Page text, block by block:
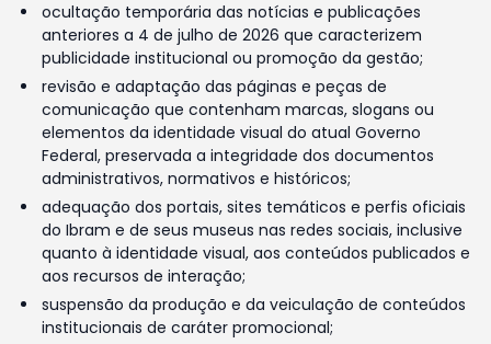
ocultação temporária das notícias e publicações
anteriores a 4 de julho de 2026 que caracterizem
publicidade institucional ou promoção da gestão;
revisão e adaptação das páginas e peças de
comunicação que contenham marcas, slogans ou
elementos da identidade visual do atual Governo
Federal, preservada a integridade dos documentos
administrativos, normativos e históricos;
adequação dos portais, sites temáticos e perfis oficiais
do Ibram e de seus museus nas redes sociais, inclusive
quanto à identidade visual, aos conteúdos publicados e
aos recursos de interação;
suspensão da produção e da veiculação de conteúdos
institucionais de caráter promocional;